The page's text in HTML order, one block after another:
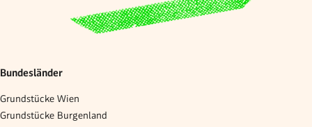
Bundesländer
Grundstücke Wien
Grundstücke Burgenland